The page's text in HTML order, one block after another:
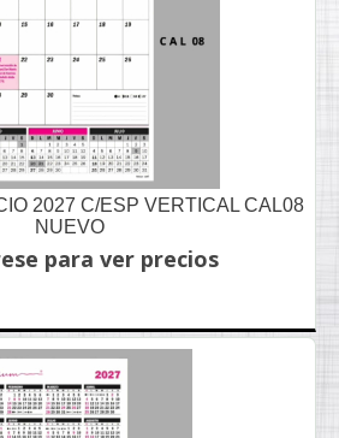
2027 C/ESP VERTICAL CAL08
NUEVO
para ver precios